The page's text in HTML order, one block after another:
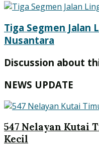
Tiga Segmen Jalan
Nusantara
Discussion about
NEWS UPDATE
547 Nelayan Kutai
Kecil